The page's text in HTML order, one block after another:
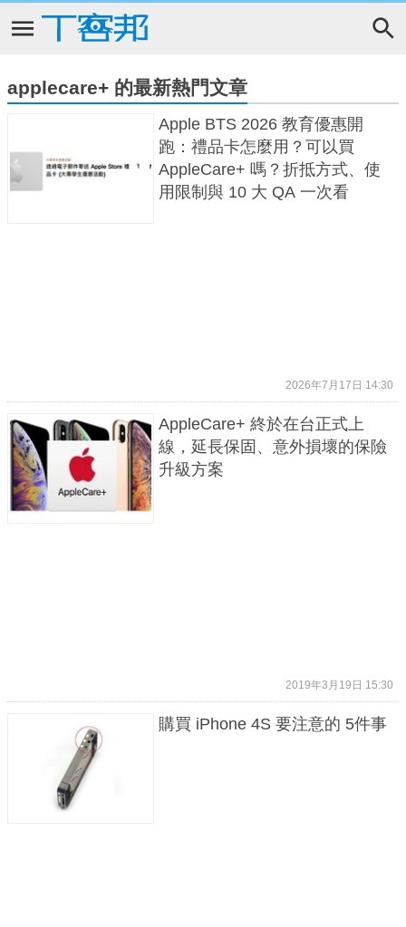
applecare+ 的最新熱門文章
Apple BTS 2026 教育優惠開
跑：禮品卡怎麼用？可以買
AppleCare+ 嗎？折抵方式、使
用限制與 10 大 QA 一次看
2026年7月17日 14:30
AppleCare+ 終於在台正式上
線，延長保固、意外損壞的保險
升級方案
2019年3月19日 15:30
購買 iPhone 4S 要注意的 5件事